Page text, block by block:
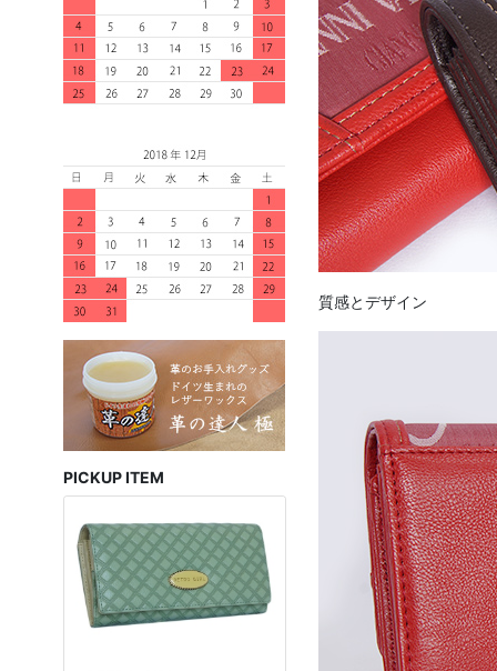
PICKUP ITEM
質感とデザイン